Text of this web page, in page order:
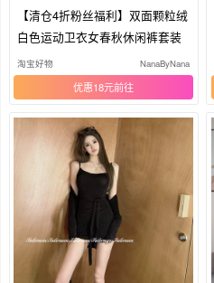
【清仓4折粉丝福利】双面颗粒绒
白色运动卫衣女春秋休闲裤套装
淘宝好物 NanaByNana
优惠18元